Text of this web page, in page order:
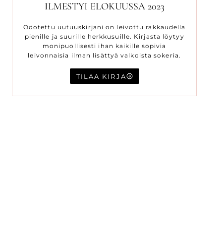
ILMESTYI ELOKUUSSA 2023
Odotettu uutuuskirjani on leivottu rakkaudella
pienille ja suurille herkkusuille. Kirjasta löytyy
monipuollisesti ihan kaikille sopivia
leivonnaisia ilman lisättyä valkoista sokeria.
TILAA KIRJA